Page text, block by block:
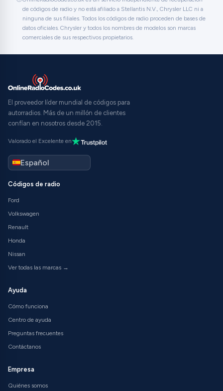
de códigos de radio y no está afiliado a Stellantis N.V., Chrysler LLC ni a
ninguna de sus filiales. Todos los códigos de radio proceden de bases de
datos oficiales. Chrysler y todos los nombres de modelos son marcas
comerciales de sus respectivos propietarios.
El proveedor líder mundial de códigos para
autorradios. Más de un millón de clientes
confían en nosotros desde 2015.
Valorado el Excelente en
Códigos de radio
Ford
Volkswagen
Renault
Honda
Nissan
Ver todas las marcas →
Ayuda
Cómo funciona
Centro de ayuda
Preguntas frecuentes
Contáctanos
Empresa
Quiénes somos